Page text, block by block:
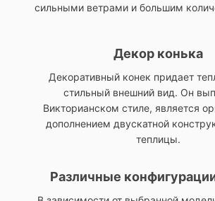
сильными ветрами и большим
Декор конька
Декоративный конек придает
стильный внешний вид. Он
Викторианском стиле, является
дополнением двускатной
теплицы.
Различные